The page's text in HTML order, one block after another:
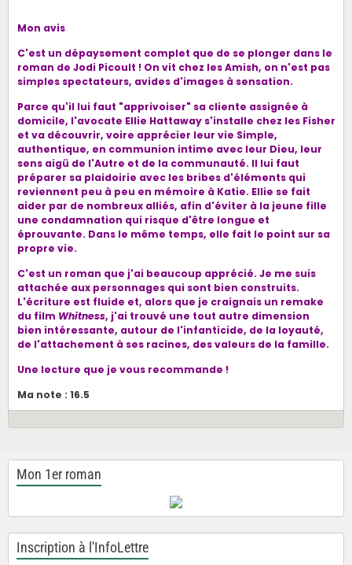
Mon avis
C'est un dépaysement complet que de se plonger dans le
roman de Jodi Picoult ! On vit chez les Amish, on n'est pas
simples spectateurs, avides d'images à sensation.
Parce qu'il lui faut "apprivoiser" sa cliente assignée à
domicile, l'avocate Ellie Hattaway s'installe chez les Fisher
et va découvrir, voire apprécier leur vie Simple,
authentique, en communion intime avec leur Dieu, leur
sens aigü de l'Autre et de la communauté. Il lui faut
préparer sa plaidoirie avec les bribes d'éléments qui
reviennent peu à peu en mémoire à Katie. Ellie se fait
aider par de nombreux alliés, afin d'éviter à la jeune fille
une condamnation qui risque d'être longue et
éprouvante. Dans le même temps, elle fait le point sur sa
propre vie.
C'est un roman que j'ai beaucoup apprécié. Je me suis
attachée aux personnages qui sont bien construits.
L'écriture est fluide et, alors que je craignais un remake
du film Whitness, j'ai trouvé une tout autre dimension
bien intéressante, autour de l'infanticide, de la loyauté,
de l'attachement à ses racines, des valeurs de la famille.
Une lecture que je vous recommande !
Ma note : 16.5
Mon 1er roman
Inscription à l'InfoLettre